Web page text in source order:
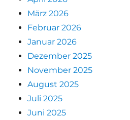
März 2026
Februar 2026
Januar 2026
Dezember 2025
November 2025
August 2025
Juli 2025
Juni 2025